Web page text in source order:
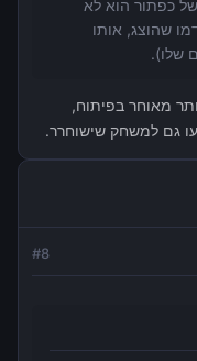
בign הוא נדון לכישלון. Button mash של כפתור הוא לא
שהוצג, אותו
שלו).
מאוחר בפיתוח,
גם למשחק שישוחרר.
#8